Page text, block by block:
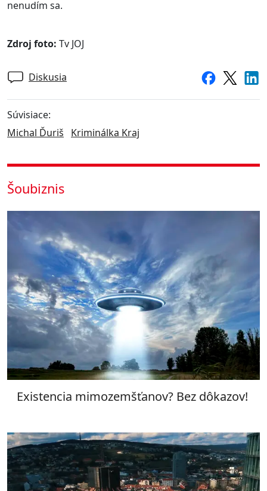
nenudím sa.
Zdroj foto: Tv JOJ
Diskusia
Súvisiace:
Michal Ďuriš
Kriminálka Kraj
Šoubiznis
Existencia mimozemšťanov? Bez dôkazov!